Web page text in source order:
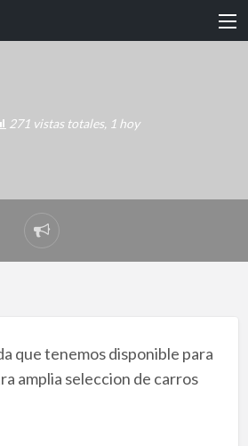
271 vistas totales, 1 hoy
Reportar
problema
que tenemos disponible para
amplia seleccion de carros